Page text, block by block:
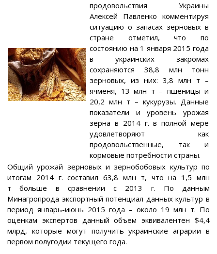
продовольствия Украины
Алексей Павленко комментируя
ситуацию о запасах зерновых в
стране отметил, что по
состоянию на 1 января 2015 года
в украинских закромах
сохраняются 38,8 млн тонн
зерновых, из них: 3,8 млн т –
ячменя, 13 млн т – пшеницы и
20,2 млн т – кукурузы. Данные
показатели и уровень урожая
зерна в 2014 г. в полной мере
удовлетворяют как
продовольственные, так и
кормовые потребности страны.
Общий урожай зерновых и зернобобовых культур по
итогам 2014 г. составил 63,8 млн т, что на 1,5 млн
т больше в сравнении с 2013 г. По данным
Минагропрода экспортный потенциал данных культур в
период январь-июнь 2015 года – около 19 млн т. По
оценкам экспертов данный объем эквивалентен $4,4
млрд, которые могут получить украинские аграрии в
первом полугодии текущего года.